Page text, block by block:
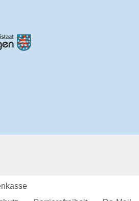
Datenschutz
Barrierefreiheit